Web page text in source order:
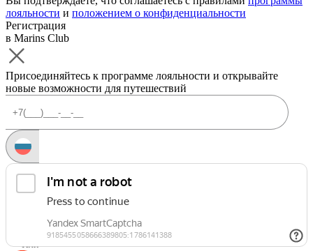
лояльности и положением о конфиденциальности
Регистрация
в Marins Club
Присоединяйтесь к программе лояльности и открывайте
новые возможности для путешествий
Запросить код
Уже есть аккаунт?Войти
Или